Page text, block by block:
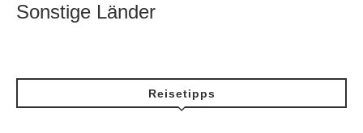
Sonstige Länder
Reisetipps